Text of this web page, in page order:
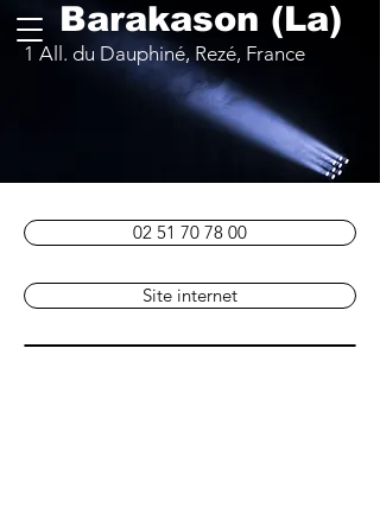
Barakason (La)
1 All. du Dauphiné, Rezé, France
02 51 70 78 00
Site internet